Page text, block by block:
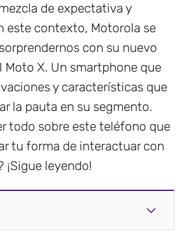
de expectativa y
este contexto, Motorola se
con su nuevo
Moto X. Un smartphone que
y características que
la pauta en su segmento.
todo sobre este teléfono que
tu forma de interactuar con
¡Sigue leyendo!